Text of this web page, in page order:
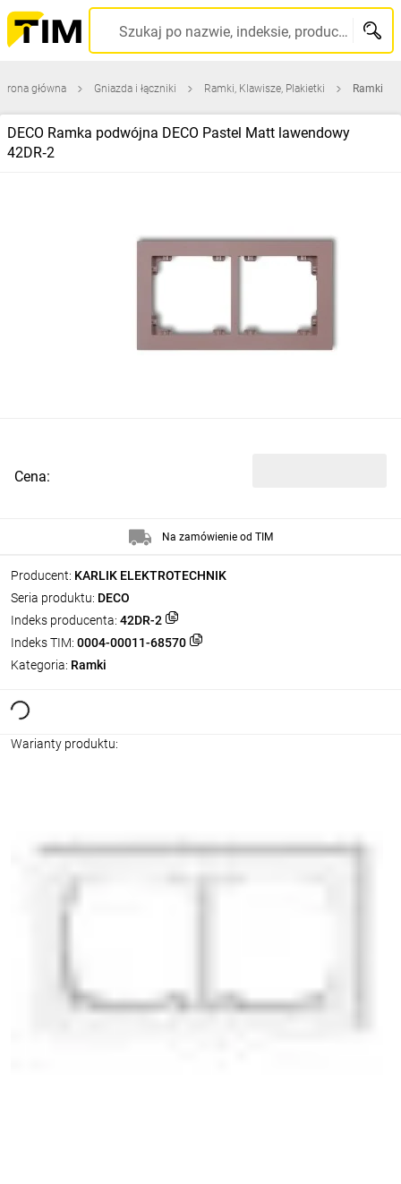
Szukaj po nazwie, indeksie, producencie, kodzie kreskowym...
główna Gniazda i łączniki Ramki, Klawisze, Plakietki Ramki
DECO Ramka podwójna DECO Pastel Matt lawendowy
42DR‑2
Producent: KARLIK ELEKTROTECHNIK
Seria produktu: DECO
Indeks producenta: 42DR-2
Indeks TIM: 0004-00011-68570
Kategoria: Ramki
Warianty produktu:
Cena:
Na zamówienie od TIM